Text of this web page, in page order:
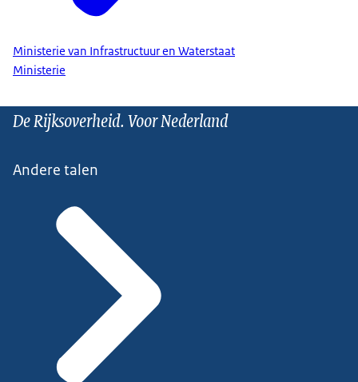
Ministerie van Infrastructuur en Waterstaat
Ministerie
De Rijksoverheid. Voor Nederland
Andere talen